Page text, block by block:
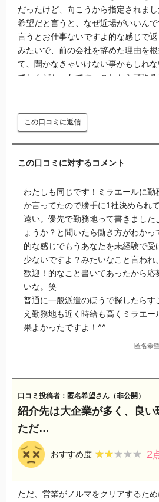
だったけど、向こうから指定されま
希望だと言うと、なぜ近場がいいん
言うとお仕事ないですよ的な感じで
みたいで、前の会社を辞めた理由を
て、聞かなきゃいけない事かもしれ
てしんどかったです。これから頑張る
同じような職場なら辞めてしまうで
これからの自分を見てもらえません
紹介してもらえそうになかったので期
ました。
この口コミに返信
この口コミに対するコメント
わたしも同じです！ミラエールに勤
か言ってたので勝手に1社決められ
遠い。優先で勤務地って書きました
ょうか？と聞いたら働き方がわか
的な感じでもうあなたを未経験で受
少ないですよ？みたいなこと言われ
歓迎！的なこと書いてあったから応
いな。笑
普通に一般派遣のほうで探したらす
え勤務地も近く時給も高くミラエ
果よかったですよ！^^
匿名希
口コミ投稿者：匿名希望さん（非公開）
紹介先は大企業が多く、良い
ただ…
おすすめ度 ★★★★★
★★★★★ 2
ただ、営業がノルマをクリアするた